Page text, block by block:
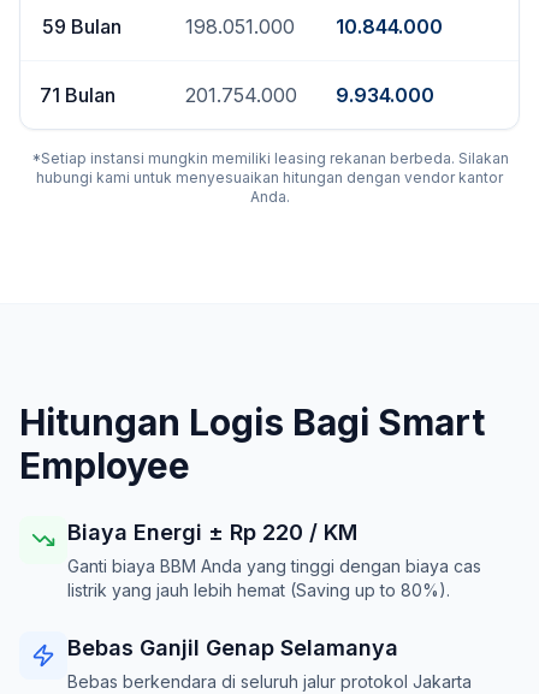
59 Bulan 198.051.000 10.844.000
71 Bulan 201.754.000 9.934.000
*Setiap instansi mungkin memiliki leasing rekanan berbeda. Silakan
hubungi kami untuk menyesuaikan hitungan dengan vendor kantor
Anda.
Hitungan Logis Bagi Smart
Employee
Biaya Energi ± Rp 220 / KM
Ganti biaya BBM Anda yang tinggi dengan biaya cas
listrik yang jauh lebih hemat (Saving up to 80%).
Bebas Ganjil Genap Selamanya
Bebas berkendara di seluruh jalur protokol Jakarta